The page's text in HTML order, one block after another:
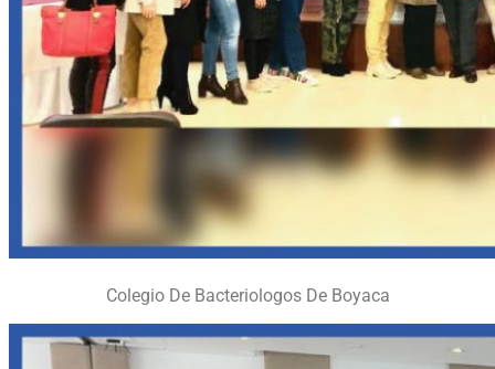
Colegio De Bacteriologos De Boyaca